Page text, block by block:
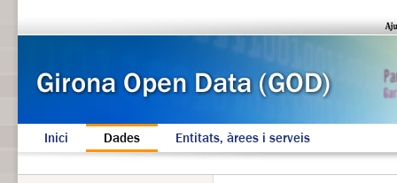
Inici Dades Entitats, àrees i serveis